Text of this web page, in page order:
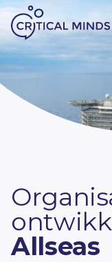
Skip to content
Allseas